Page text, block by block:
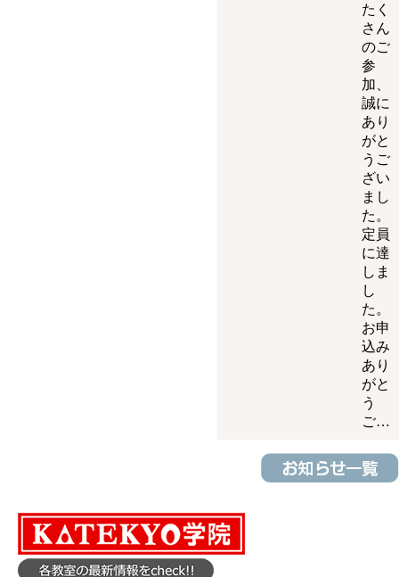
たく
さん
のご
参
加、
誠に
あり
がと
うご
ざい
まし
た。
定員
に達
しま
し
た。
お申
込み
あり
がと
う
ご…